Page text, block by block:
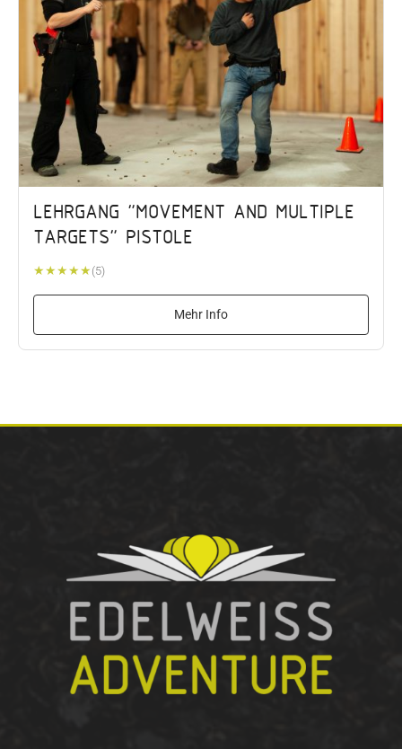
LEHRGANG "MOVEMENT AND MULTIPLE
TARGETS" PISTOLE
★★★★★ (5)
Mehr Info